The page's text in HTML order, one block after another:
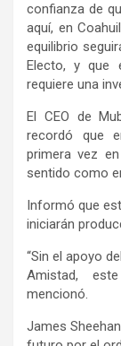
confianza de
aquí, en
equilibrio
Electo, y que
requiere una
El CEO de
recordó que
primera vez
sentido como
Informó que
iniciarán
“Sin el apoyo
Amistad,
mencionó.
James